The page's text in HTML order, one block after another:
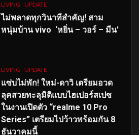
LIVING UPDATE
ไม่พลาดทุกวินาทีสำคัญ! สาม
หนุ่มบ้าน vivo ‘หยิ่น – วอร์ – มีน’
LIVING UPDATE
แซ่บไม่พัก! ใหม่-ดาวิ เตรียมอวด
ลุคสวยทะลุมิติแบบไฮเปอร์สเปซ
ในงานเปิดตัว “realme 10 Pro
Series” เตรียมไปว้าวพร้อมกัน 8
ธันวาคมนี้